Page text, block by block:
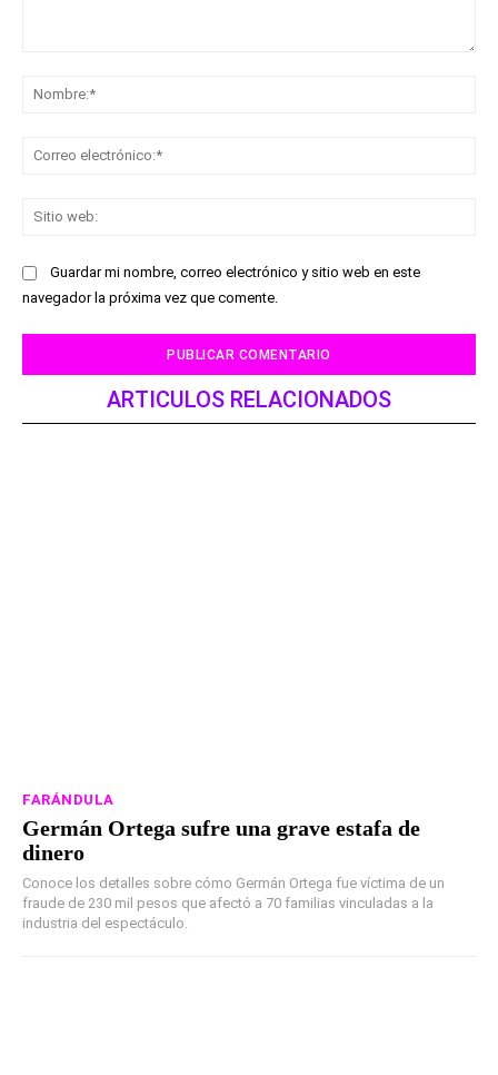
Guardar mi nombre, correo electrónico y sitio web en este
navegador la próxima vez que comente.
ARTICULOS RELACIONADOS
FARÁNDULA
Germán Ortega sufre una grave estafa de
dinero
Conoce los detalles sobre cómo Germán Ortega fue víctima de un
fraude de 230 mil pesos que afectó a 70 familias vinculadas a la
industria del espectáculo.